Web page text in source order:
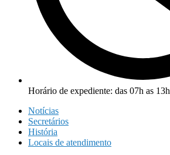
Horário de expediente: das 07h as 13h
Notícias
Secretários
História
Locais de atendimento